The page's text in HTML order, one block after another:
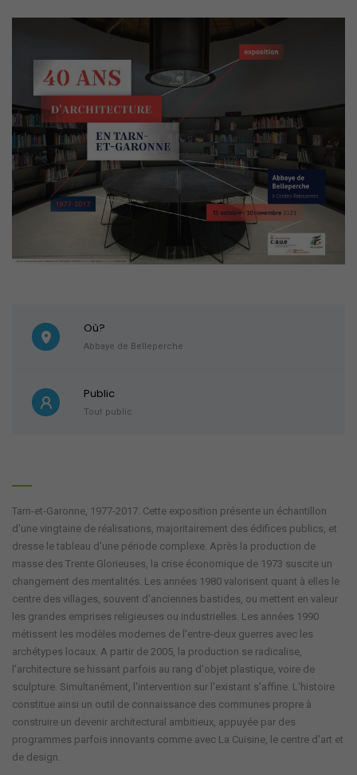
Où?
Abbaye de Belleperche
Public
Tout public
Tarn-et-Garonne, 1977-2017. Cette exposition présente un échantillon
d'une vingtaine de réalisations, majoritairement des édifices publics, et
dresse le tableau d'une période complexe. Après la production de
masse des Trente Glorieuses, la crise économique de 1973 suscite un
changement des mentalités. Les années 1980 valorisent quant à elles le
centre des villages, souvent d'anciennes bastides, ou mettent en valeur
les grandes emprises religieuses ou industrielles. Les années 1990
métissent les modèles modernes de l'entre-deux guerres avec les
archétypes locaux. A partir de 2005, la production se radicalise,
l'architecture se hissant parfois au rang d'objet plastique, voire de
sculpture. Simultanément, l'intervention sur l'existant s'affine. L'histoire
constitue ainsi un outil de connaissance des communes propre à
construire un devenir architectural ambitieux, appuyée par des
programmes parfois innovants comme avec La Cuisine, le centre d'art et
de design.